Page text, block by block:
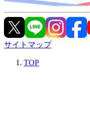
サイトマップ
TOP